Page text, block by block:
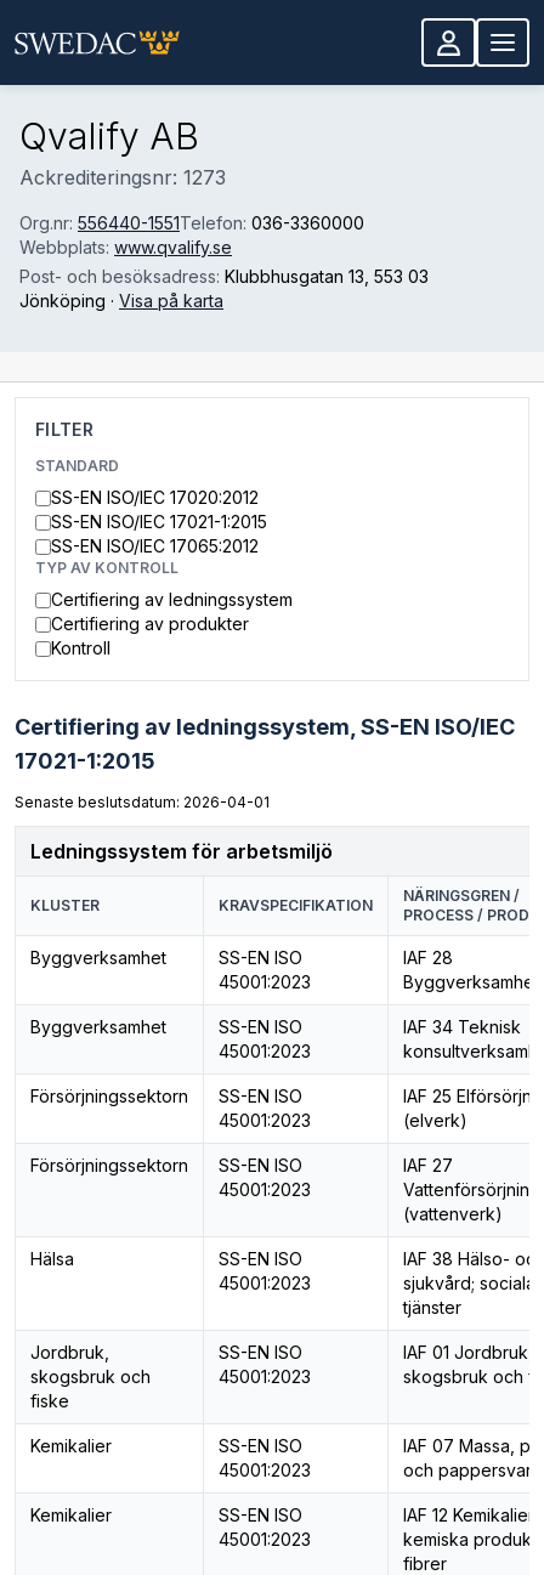
Qvalify AB
Ackrediteringsnr: 1273
Org.nr: 556440-1551Telefon: 036-3360000
Webbplats: www.qvalify.se
Post- och besöksadress: Klubbhusgatan 13 , 553 03
Jönköping · Visa på karta
FILTER
STANDARD
SS-EN ISO/IEC 17020:2012
SS-EN ISO/IEC 17021-1:2015
SS-EN ISO/IEC 17065:2012
TYP AV KONTROLL
Certifiering av ledningssystem
Certifiering av produkter
Kontroll
Certifiering av ledningssystem, SS-EN ISO/IEC
17021-1:2015
Senaste beslutsdatum: 2026-04-01
Ledningssystem för arbetsmiljö
KLUSTER KRAVSPECIFIKATION
NÄRINGSGREN /
PROCESS /
Byggverksamhet
SS-EN ISO
45001:2023
IAF 28
Byggverksamhet
Byggverksamhet
SS-EN ISO
45001:2023
IAF 34 Teknisk
Försörjningssektorn
SS-EN ISO
45001:2023
IAF 25
(elverk)
Försörjningssektorn
SS-EN ISO
45001:2023
IAF 27
Vattenförsörjning
(vattenverk)
Hälsa
SS-EN ISO
45001:2023
IAF 38 Hälso- och
sjukvård; sociala
tjänster
Jordbruk,
skogsbruk och
fiske
SS-EN ISO
45001:2023
IAF 01 Jordbruk,
skogsbruk och
Kemikalier
SS-EN ISO
45001:2023
IAF 07 Massa,
och
Kemikalier
SS-EN ISO
45001:2023
IAF 12 Kemikalier,
kemiska
fibrer